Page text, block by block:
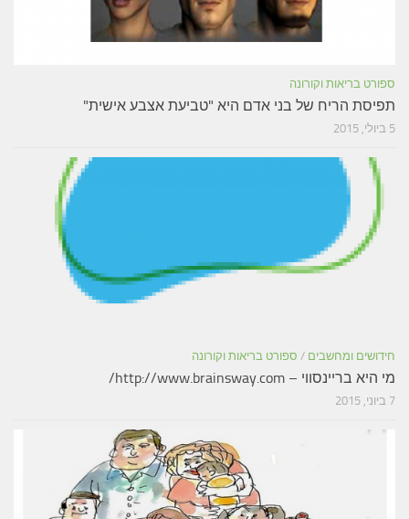
ספורט בריאות וקורונה
תפיסת הריח של בני אדם היא "טביעת אצבע אישית"
5 ביולי, 2015
חידושים ומחשבים / ספורט בריאות וקורונה
מי היא בריינסווי – http://www.brainsway.com/
7 ביוני, 2015